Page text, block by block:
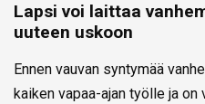
Lapsi voi laittaa
uuteen uskoon
Ennen vauvan syntymää
kaiken vapaa-ajan työlle ja on